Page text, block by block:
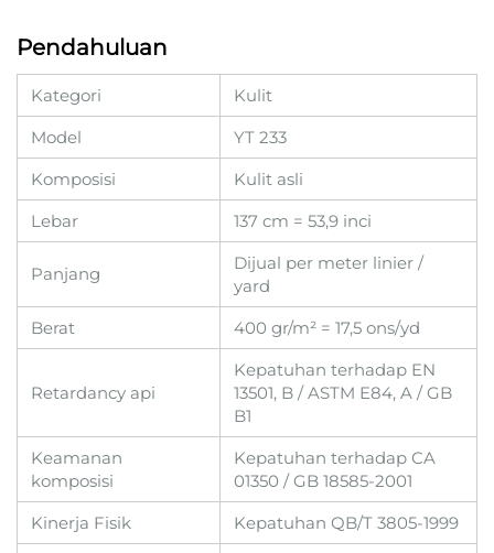
Pendahuluan
Kategori
Kulit
Model
YT 233
Komposisi
Kulit asli
Lebar
137 cm = 53,9 inci
Panjang
Dijual per meter linier /
yard
Berat
400 gr/m² = 17,5 ons/yd
Retardancy api
Kepatuhan terhadap EN
13501, B / ASTM E84, A / GB
B1
Keamanan
komposisi
Kepatuhan terhadap CA
01350 / GB 18585-2001
Kinerja Fisik
Kepatuhan QB/T 3805-1999